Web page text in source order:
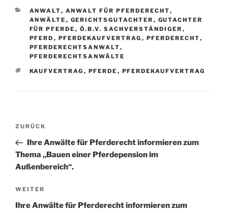
KATEGORIEN
ANWALT, ANWALT FÜR PFERDERECHT,
ANWÄLTE , GERICHTSGUTACHTER , GUTACHTER
FÜR PFERDE , Ö.B.V. SACHVERSTÄNDIGER ,
PFERD , PFERDEKAUFVERTRAG , PFERDERECHT,
PFERDERECHTSANWALT,
PFERDERECHTSANWÄLTE
SCHLAGWÖRTER
KAUFVERTRAG , PFERDE , PFERDEKAUFVERTRAG
Beitragsnavigation
Vorheriger
Beitrag
ZURÜCK
Ihre Anwälte für Pferderecht informieren zum
Thema „Bauen einer Pferdepension im
Außenbereich“.
Nächster
Beitrag
WEITER
Ihre Anwälte für Pferderecht informieren zum